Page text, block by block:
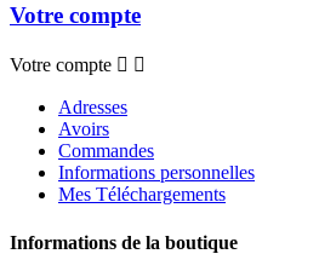
Votre compte
Votre compte  
Adresses
Avoirs
Commandes
Informations personnelles
Mes Téléchargements
Informations de la boutique